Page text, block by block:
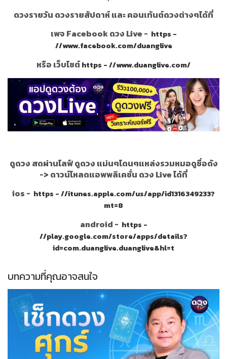
ดวงรายวัน ดวงรายสัปดาห์ และ คอนเท้นต์ดวงต่างๆได้ที่
เพจ Facebook ดวง Live - https -
//www.facebook.com/duanglive
หรือ เว็บไซต์https - //www.duanglive.com/
ดูดวง สดผ่านไลฟ์ ดูดวง แม่นๆโดนๆแหล่งรวมหมอดูชื่อดัง
-> ดาวน์โหลดแอพพลิเคชั่น ดวง Live ได้ที่
ios - https - //itunes.apple.com/us/app/id1316349233?
mt=8
android - https -
//play.google.com/store/apps/details?
id=com.duanglive.duanglive&hl=t
บทความที่คุณอาจสนใจ